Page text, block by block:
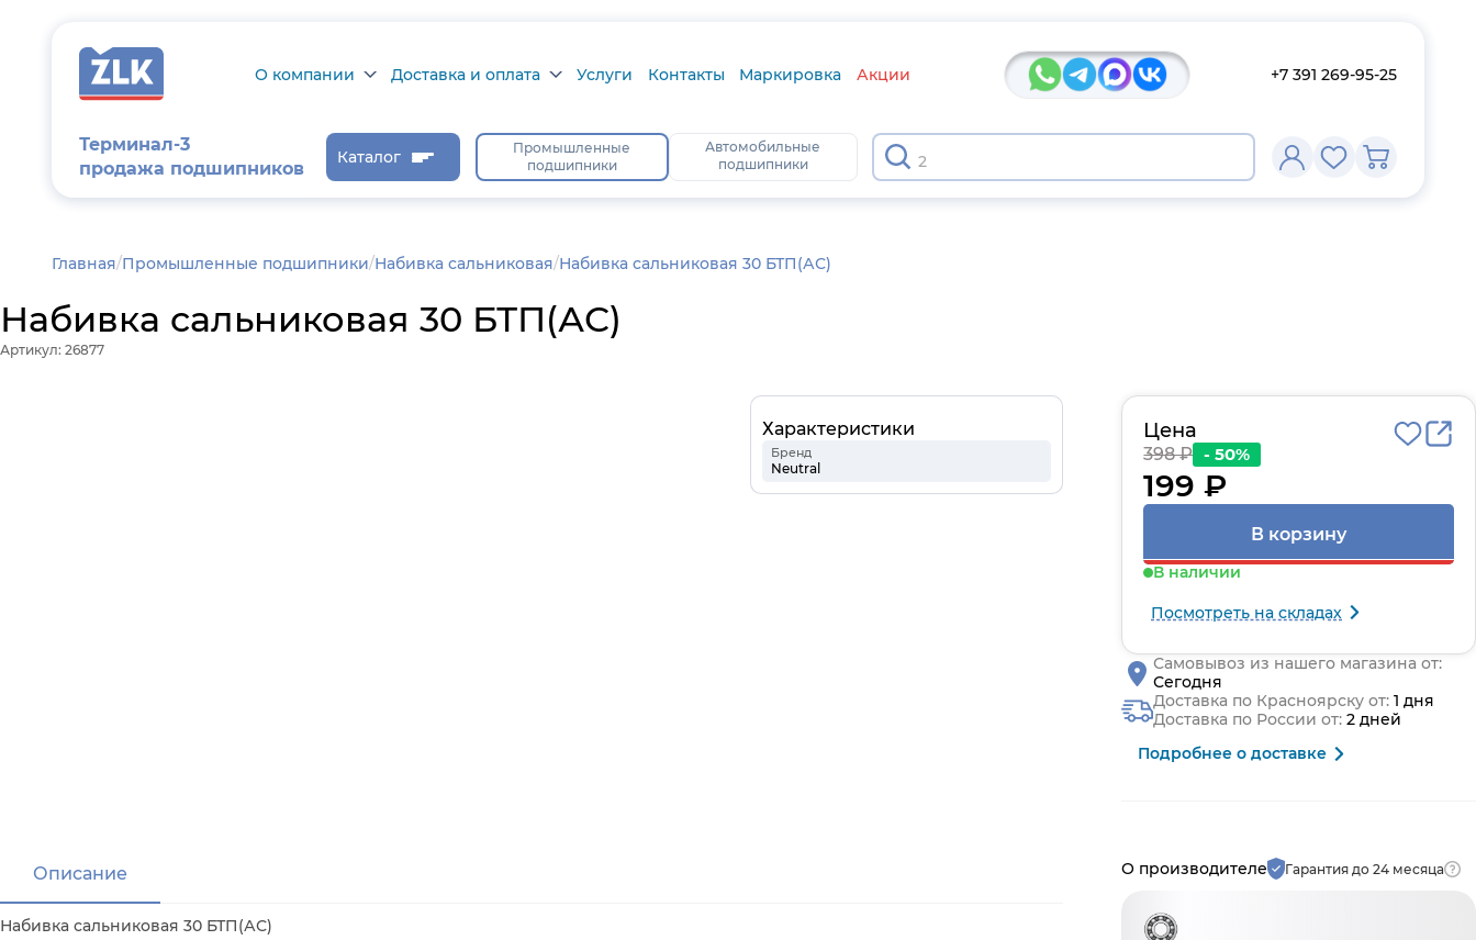
О компании
О компании
Сертификаты на
продукцию
Новости
диагностика
Доставка и оплата
Доставка и оплата
Возврат товара
Услуги Контакты Маркировка Акции +7 391 269-95-25
Терминал-3
продажа подшипников
Каталог
Промышленные
подшипники
Автомобильные
подшипники
63
Главная/Промышленные подшипники Набивка сальниковая Набивка сальниковая 30 БТП(АС)
Набивка сальниковая 30 БТП(АС)
Артикул: 26877
Характеристики
Бренд
Neutral
Цена
398 ₽ - 50%
199 ₽
В корзину
В наличии
Посмотреть на складах
Самовывоз из нашего магазина от:
Сегодня
Доставка по Красноярску от:1 дня
Доставка по России от:2 дней
Подробнее о доставке
Описание
Набивка сальниковая 30 БТП(АС)
Производитель и гарантия
О производителе Гарантия до 24 месяца